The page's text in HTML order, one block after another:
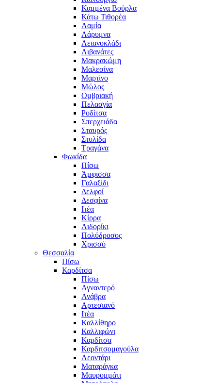
Καμμένα Βούρλα
Κάτω Τιθορέα
Λαμία
Λάρυμνα
Λειανοκλάδι
Λιβανάτες
Μακρακώμη
Μαλεσίνα
Μαρτίνο
Μώλος
Ομβριακή
Πελασγία
Ροδίτσα
Σπερχειάδα
Σταυρός
Στυλίδα
Τραγάνα
Φωκίδα
Πίσω
Άμφισσα
Γαλαξίδι
Δελφοί
Δεσφίνα
Ιτέα
Κίρρα
Λιδορίκι
Πολύδροσος
Χρισσό
Θεσσαλία
Πίσω
Καρδίτσα
Πίσω
Αγναντερό
Ανάβρα
Αρτεσιανό
Ιτέα
Καλλίθηρο
Καλλιφώνι
Καρδίτσα
Καρδιτσομαγούλα
Λεοντάρι
Ματαράγκα
Μαυρομμάτι